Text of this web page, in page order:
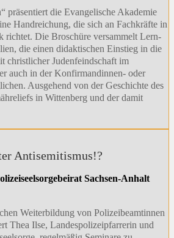
präsentiert die Evangelische Akademie
Handreichung, die sich an Fachkräfte in
richtet. Die Broschüre versammelt Lern-
die einen didaktischen Einstieg in die
christlicher Judenfeindschaft im
auch in der Konfirmandinnen- oder
Ausgehend von der Geschichte des
in Wittenberg und der damit
Antisemitismus!?
Sachsen-Anhalt
Weiterbildung von Polizeibeamtinnen
Thea Ilse, Landespolizeipfarrerin und